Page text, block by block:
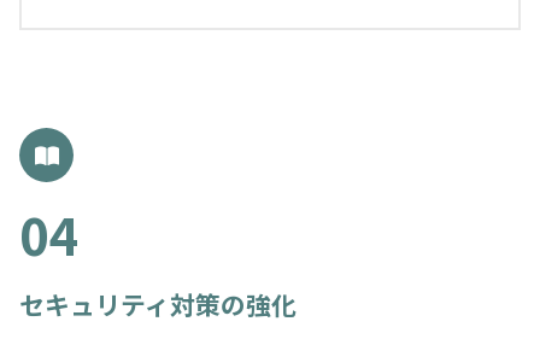
セキュリティ対策の強化